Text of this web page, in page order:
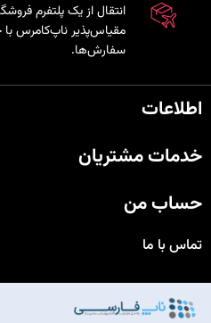
انتقال از یک پلتفرم
مقیاس‌پذیر ناپ‌کامرس
سفارش‌ها.
اطلاعات
خدمات مشتریان
حساب من
تماس با ما